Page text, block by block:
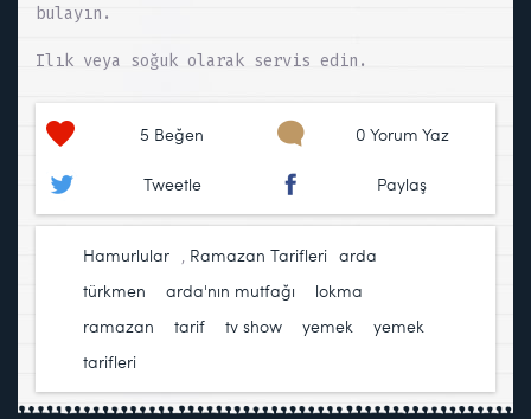
bulayın.
Ilık veya soğuk olarak servis edin.
5 Beğen 0 Yorum Yaz
Tweetle Paylaş
Hamurlular , Ramazan Tarifleri arda
türkmen
arda'nın mutfağı lokma
ramazan
tarif tv show yemek
yemek
tarifleri